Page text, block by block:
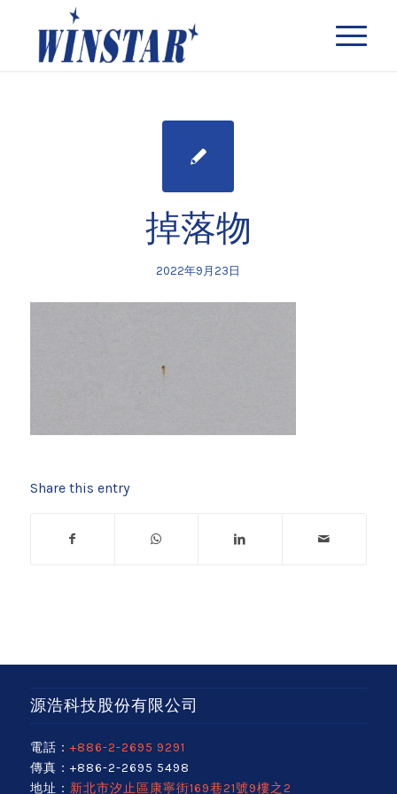
掉落物
2022年9月23日
Share this entry
源浩科技股份有限公司
電話： +886-2-2695 9291
傳真：+886-2-2695 5498
地址： 新北市汐止區康寧街169巷21號9樓之2